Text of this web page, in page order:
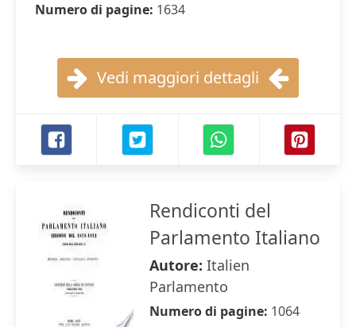
Numero di pagine: 1634
Vedi maggiori dettagli
Rendiconti del
Parlamento Italiano
Autore: Italien
Parlamento
Numero di pagine: 1064